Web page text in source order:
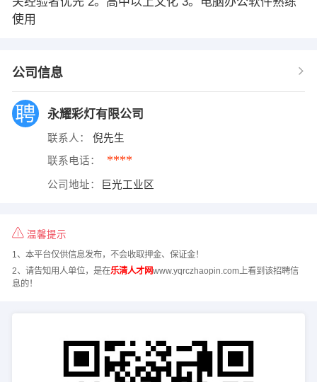
使用
公司信息
永耀彩灯有限公司
联系人： 倪先生
联系电话： ****
公司地址： 巨光工业区
温馨提示
1、本平台仅供信息发布，不会收取押金、保证金！
2、请告知用人单位，是在乐清人才网www.yqrczhaopin.com上看到该招聘信
息的！